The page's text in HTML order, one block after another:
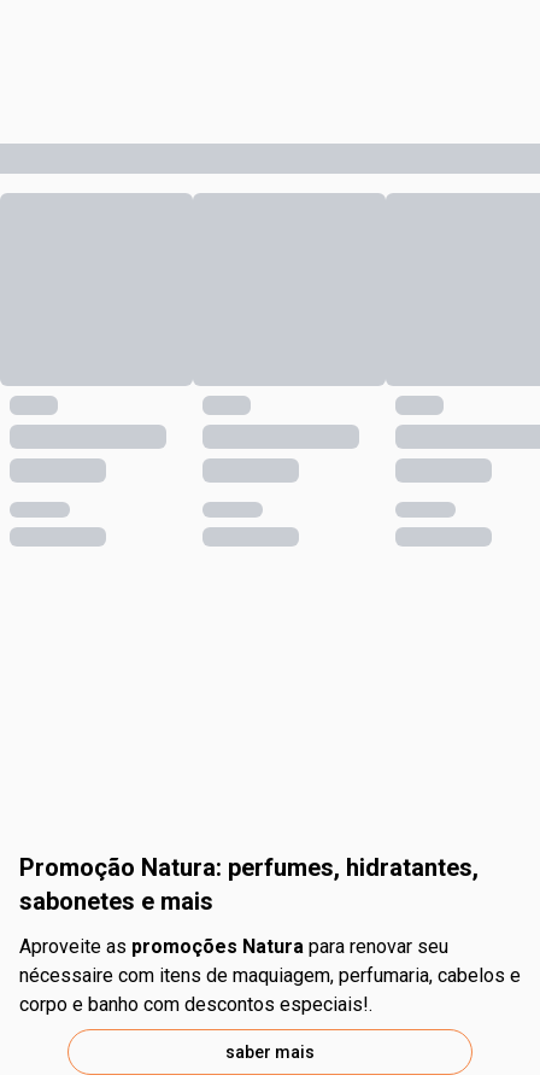
Promoção Natura: perfumes, hidratantes,
sabonetes e mais
Aproveite as promoções Natura para renovar seu
nécessaire com itens de maquiagem, perfumaria, cabelos e
corpo e banho com descontos especiais!.
saber mais